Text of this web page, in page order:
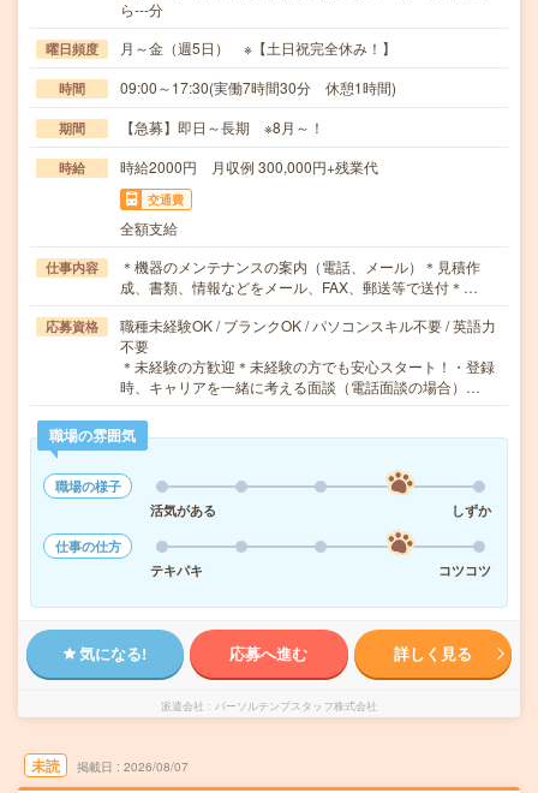
ら---分
曜日頻度 月～金（週5日） ※【土日祝完全休み！】
時間 09:00～17:30(実働7時間30分 休憩1時間)
期間 【急募】即日～長期 ※8月～！
時給 時給2000円 月収例 300,000円+残業代
交通費
全額支給
仕事内容
＊機器のメンテナンスの案内（電話、メール）＊見積作
成、書類、情報などをメール、FAX、郵送等で送付＊…
応募資格
職種未経験OK / ブランクOK / パソコンスキル不要 / 英語力
不要
＊未経験の方歓迎＊未経験の方でも安心スタート！・登録
時、キャリアを一緒に考える面談（電話面談の場合）…
職場の雰囲気
職場の様子
活気がある
しずか
仕事の仕方
テキパキ
コツコツ
気になる! 応募へ進む 詳しく見る
派遣会社 パーソルテンプスタッフ株式会社
未読 掲載日 2026/08/07